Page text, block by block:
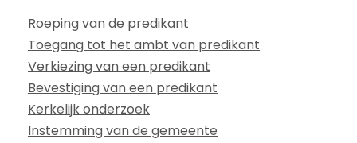
Roeping van de predikant
Toegang tot het ambt van predikant
Verkiezing van een predikant
Bevestiging van een predikant
Kerkelijk onderzoek
Instemming van de gemeente